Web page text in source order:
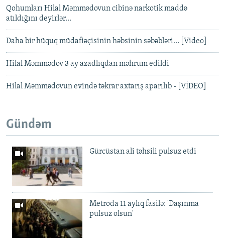
Qohumları Hilal Məmmədovun cibinə narkotik maddə
atıldığını deyirlər...
Daha bir hüquq müdafiəçisinin həbsinin səbəbləri… [Video]
Hilal Məmmədov 3 ay azadlıqdan məhrum edildi
Hilal Məmmədovun evində təkrar axtarış aparılıb - [VİDEO]
Gündəm
Gürcüstan ali təhsili pulsuz etdi
Metroda 11 aylıq fasilə: 'Daşınma
pulsuz olsun'